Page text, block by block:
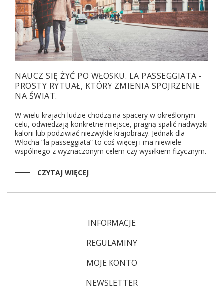
NAUCZ SIĘ ŻYĆ PO WŁOSKU. LA PASSEGGIATA -
PROSTY RYTUAŁ, KTÓRY ZMIENIA SPOJRZENIE
NA ŚWIAT.
W wielu krajach ludzie chodzą na spacery w określonym
celu, odwiedzają konkretne miejsce, pragną spalić nadwyżki
kalorii lub podziwiać niezwykłe krajobrazy. Jednak dla
Włocha “la passeggiata” to coś więcej i ma niewiele
wspólnego z wyznaczonym celem czy wysiłkiem fizycznym.
CZYTAJ WIĘCEJ
INFORMACJE
REGULAMINY
MOJE KONTO
NEWSLETTER